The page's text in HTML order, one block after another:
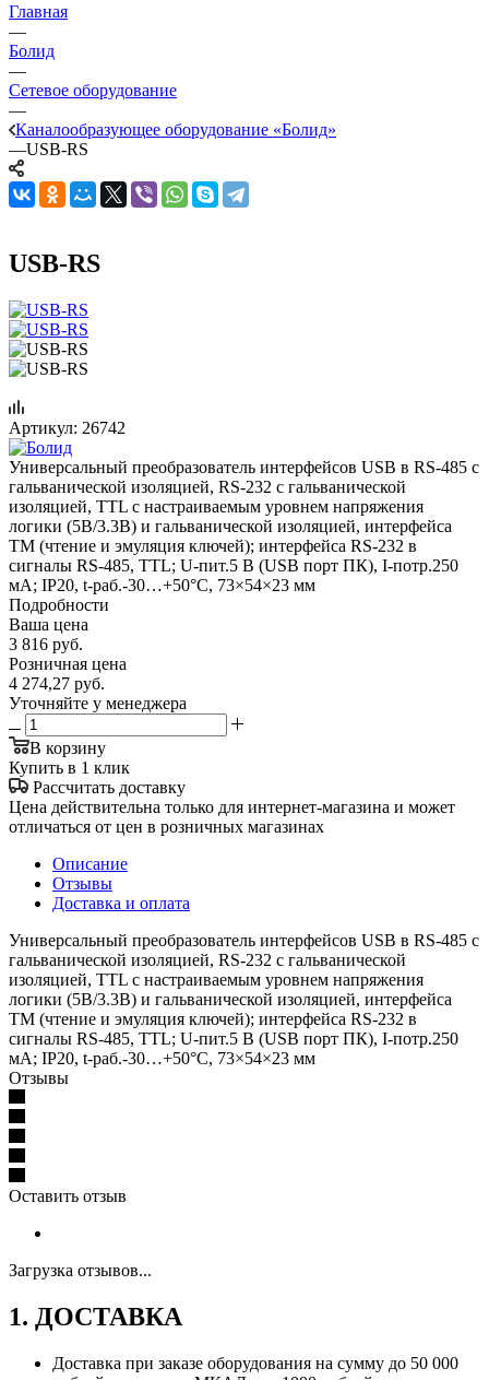
Главная
—
Болид
—
Сетевое оборудование
—
Каналообразующее оборудование «Болид»
—USB-RS
USB-RS
Артикул: 26742
Универсальный преобразователь интерфейсов USB в RS-485 с
гальванической изоляцией, RS-232 с гальванической
изоляцией, TTL с настраиваемым уровнем напряжения
логики (5В/3.3В) и гальванической изоляцией, интерфейса
ТМ (чтение и эмуляция ключей); интерфейса RS-232 в
сигналы RS-485, TTL; U-пит.5 В (USB порт ПК), I-потр.250
мА; IP20, t-раб.-30…+50°С, 73×54×23 мм
Подробности
Ваша цена
3 816 руб.
Розничная цена
4 274,27 руб.
Уточняйте у менеджера
В корзину
Купить в 1 клик
Рассчитать доставку
Цена действительна только для интернет-магазина и может
отличаться от цен в розничных магазинах
Описание
Отзывы
Доставка и оплата
Универсальный преобразователь интерфейсов USB в RS-485 с
гальванической изоляцией, RS-232 с гальванической
изоляцией, TTL с настраиваемым уровнем напряжения
логики (5В/3.3В) и гальванической изоляцией, интерфейса
ТМ (чтение и эмуляция ключей); интерфейса RS-232 в
сигналы RS-485, TTL; U-пит.5 В (USB порт ПК), I-потр.250
мА; IP20, t-раб.-30…+50°С, 73×54×23 мм
Отзывы
Оставить отзыв
Загрузка отзывов...
1. ДОСТАВКА
Доставка при заказе оборудования на сумму до 50 000